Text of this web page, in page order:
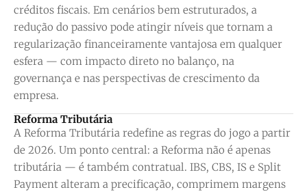
créditos fiscais. Em cenários bem estruturados, a
redução do passivo pode atingir níveis que tornam a
regularização financeiramente vantajosa em qualquer
esfera — com impacto direto no balanço, na
governança e nas perspectivas de crescimento da
empresa.
Reforma Tributária
A Reforma Tributária redefine as regras do jogo a partir
de 2026. Um ponto central: a Reforma não é apenas
tributária — é também contratual. IBS, CBS, IS e Split
Payment alteram a precificação, comprimem margens